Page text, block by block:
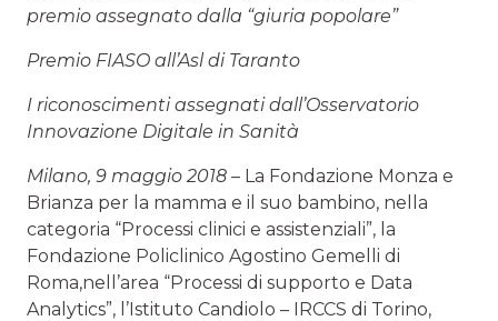
premio assegnato dalla “giuria popolare”
Premio FIASO all’Asl di Taranto
I riconoscimenti assegnati dall’Osservatorio
Innovazione Digitale in Sanità
Milano, 9 maggio 2018 – La Fondazione Monza e
Brianza per la mamma e il suo bambino, nella
categoria “Processi clinici e assistenziali”, la
Fondazione Policlinico Agostino Gemelli di
Roma,nell’area “Processi di supporto e Data
Analytics”, l’Istituto Candiolo – IRCCS di Torino,